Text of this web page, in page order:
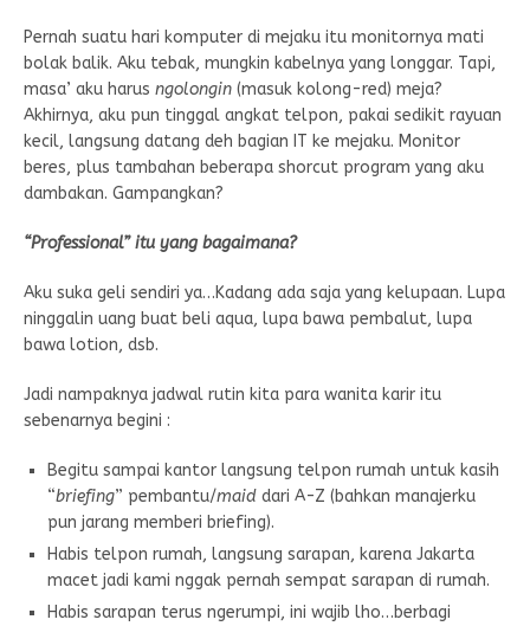
Pernah suatu hari komputer di mejaku itu monitornya mati
bolak balik. Aku tebak, mungkin kabelnya yang longgar. Tapi,
masa’ aku harus ngolongin (masuk kolong-red) meja?
Akhirnya, aku pun tinggal angkat telpon, pakai sedikit rayuan
kecil, langsung datang deh bagian IT ke mejaku. Monitor
beres, plus tambahan beberapa shorcut program yang aku
dambakan. Gampangkan?
“Professional” itu yang bagaimana?
Aku suka geli sendiri ya…Kadang ada saja yang kelupaan. Lupa
ninggalin uang buat beli aqua, lupa bawa pembalut, lupa
bawa lotion, dsb.
Jadi nampaknya jadwal rutin kita para wanita karir itu
sebenarnya begini :
Begitu sampai kantor langsung telpon rumah untuk kasih
“briefing” pembantu/maid dari A-Z (bahkan manajerku
pun jarang memberi briefing).
Habis telpon rumah, langsung sarapan, karena Jakarta
macet jadi kami nggak pernah sempat sarapan di rumah.
Habis sarapan terus ngerumpi, ini wajib lho…berbagi